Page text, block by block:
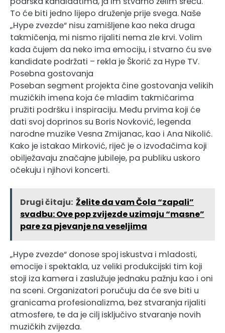
To će biti jedno lijepo druženje prije svega. Naše
„Hype zvezde“ nisu zamišljene kao neka druga
takmičenja, mi nismo rijaliti nema zle krvi. Volim
kada čujem da neko ima emociju, i stvarno ću sve
kandidate podržati – rekla je Škorić za Hype TV.
Posebna gostovanja
Poseban segment projekta čine gostovanja velikih
muzičkih imena koja će mladim takmičarima
pružiti podršku i inspiraciju. Među prvima koji će
dati svoj doprinos su Boris Novković, legenda
narodne muzike Vesna Zmijanac, kao i Ana Nikolić.
Kako je istakao Mirković, riječ je o izvođačima koji
obilježavaju značajne jubileje, pa publiku uskoro
očekuju i njihovi koncerti.
Drugi čitaju: Želite da vam Čola “zapali”
svadbu: Ove pop zvijezde uzimaju “masne”
pare za pjevanje na veseljima
„Hype zvezde“ donose spoj iskustva i mladosti,
emocije i spektakla, uz veliki produkcijski tim koji
stoji iza kamera i zaslužuje jednaku pažnju kao i oni
na sceni. Organizatori poručuju da će sve biti u
granicama profesionalizma, bez stvaranja rijaliti
atmosfere, te da je cilj isključivo stvaranje novih
muzičkih zvijezda.